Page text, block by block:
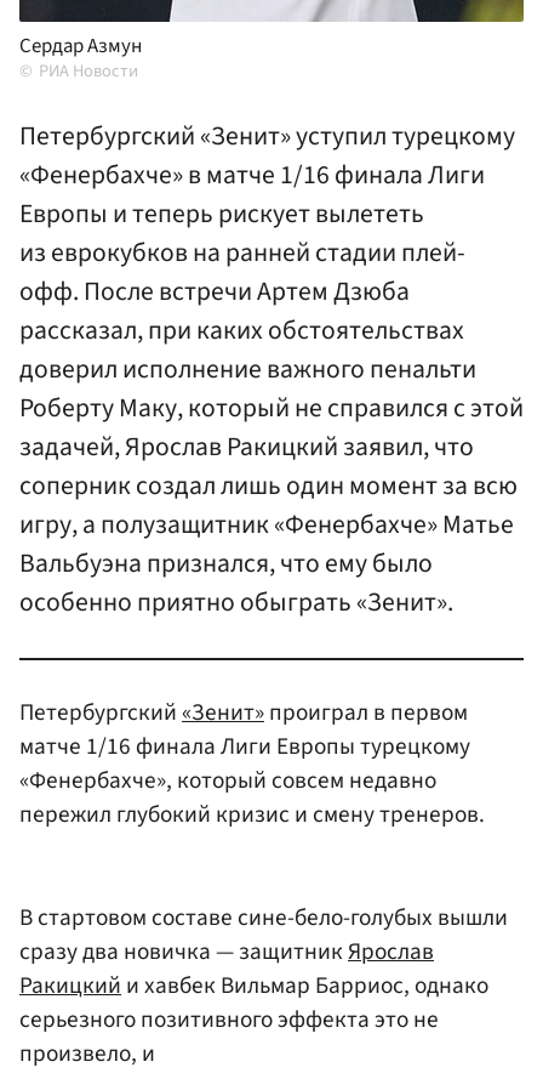
Сердар Азмун
РИА Новости
Петербургский «Зенит» уступил турецкому
«Фенербахче» в матче 1/16 финала Лиги
Европы и теперь рискует вылететь
из еврокубков на ранней стадии плей-
офф. После встречи Артем Дзюба
рассказал, при каких обстоятельствах
доверил исполнение важного пенальти
Роберту Маку, который не справился с этой
задачей, Ярослав Ракицкий заявил, что
соперник создал лишь один момент за всю
игру, а полузащитник «Фенербахче» Матье
Вальбуэна признался, что ему было
особенно приятно обыграть «Зенит».
Петербургский«Зенит»проиграл в первом
матче 1/16 финала Лиги Европы турецкому
«Фенербахче», который совсем недавно
пережил глубокий кризис и смену тренеров.
В стартовом составе сине-бело-голубых вышли
сразу два новичка — защитникЯрослав
Ракицкийи хавбек Вильмар Барриос, однако
серьезного позитивного эффекта это не
произвело, и